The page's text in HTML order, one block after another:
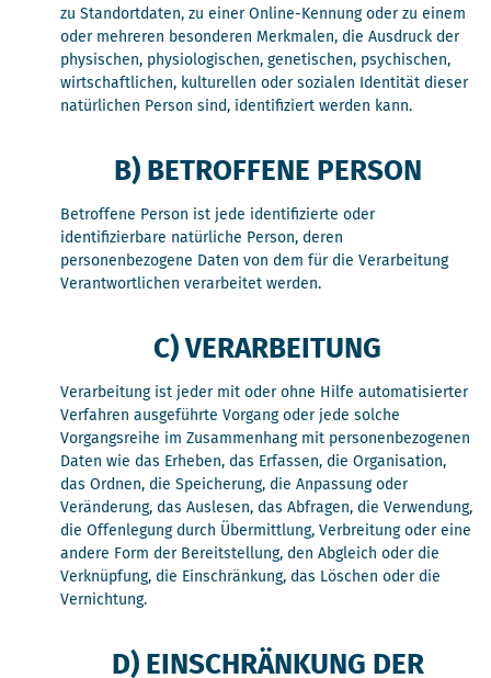
zu Standortdaten, zu einer Online-Kennung oder zu einem
oder mehreren besonderen Merkmalen, die Ausdruck der
physischen, physiologischen, genetischen, psychischen,
wirtschaftlichen, kulturellen oder sozialen Identität dieser
natürlichen Person sind, identifiziert werden kann.
B) BETROFFENE PERSON
Betroffene Person ist jede identifizierte oder
identifizierbare natürliche Person, deren
personenbezogene Daten von dem für die Verarbeitung
Verantwortlichen verarbeitet werden.
C) VERARBEITUNG
Verarbeitung ist jeder mit oder ohne Hilfe automatisierter
Verfahren ausgeführte Vorgang oder jede solche
Vorgangsreihe im Zusammenhang mit personenbezogenen
Daten wie das Erheben, das Erfassen, die Organisation,
das Ordnen, die Speicherung, die Anpassung oder
Veränderung, das Auslesen, das Abfragen, die Verwendung,
die Offenlegung durch Übermittlung, Verbreitung oder eine
andere Form der Bereitstellung, den Abgleich oder die
Verknüpfung, die Einschränkung, das Löschen oder die
Vernichtung.
D) EINSCHRÄNKUNG DER